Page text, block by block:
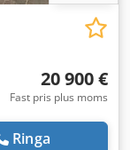
20 900 €
Fast pris plus moms
Ringa